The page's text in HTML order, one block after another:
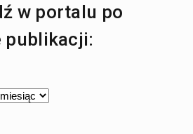
w portalu po
publikacji: